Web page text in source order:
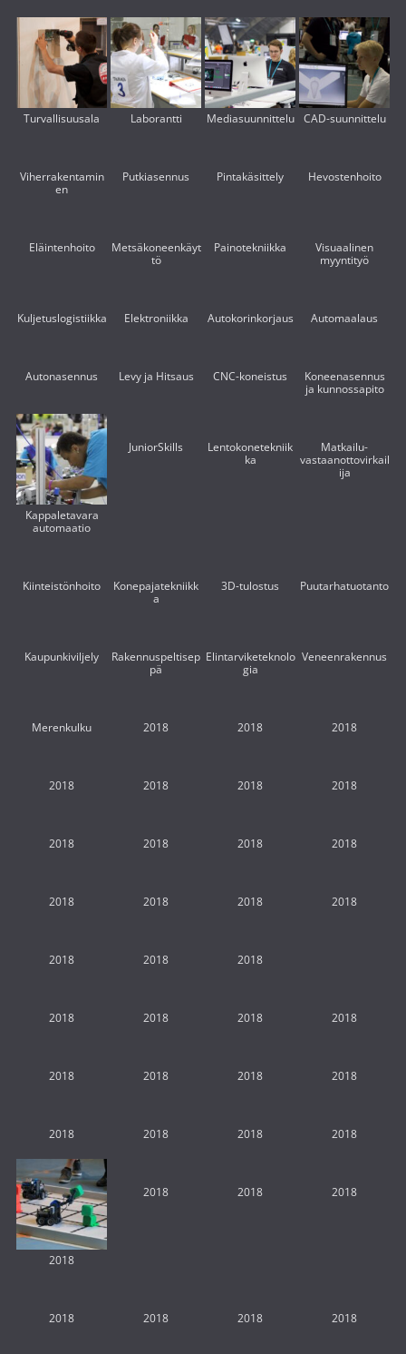
Turvallisuusala Laborantti Mediasuunnittelu CAD-suunnittelu
Viherrakentamin
en
Putkiasennus Pintakäsittely Hevostenhoito
Eläintenhoito
Metsäkoneenkäyt
tö
Painotekniikka
Visuaalinen
myyntityö
Kuljetuslogistiikka Elektroniikka Autokorinkorjaus Automaalaus
Autonasennus Levy ja Hitsaus CNC-koneistus
Koneenasennus
ja kunnossapito
Kappaletavara
automaatio
JuniorSkills
Lentokonetekniik
ka
Matkailu-
vastaanottovirkail
ija
Kiinteistönhoito
Konepajatekniikk
a
3D-tulostus Puutarhatuotanto
Kaupunkiviljely
Rakennuspeltisep
pä
Elintarviketeknolo
gia
Veneenrakennus
Merenkulku 2018 2018 2018
2018 2018 2018 2018
2018 2018 2018 2018
2018 2018 2018 2018
2018 2018 2018
2018 2018 2018 2018
2018 2018 2018 2018
2018 2018 2018 2018
2018
2018 2018 2018
2018 2018 2018 2018